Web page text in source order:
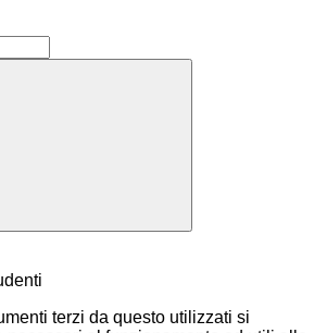
terzi da questo utilizzati si